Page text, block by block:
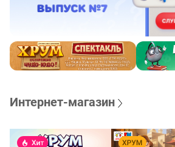
Интернет-магазин